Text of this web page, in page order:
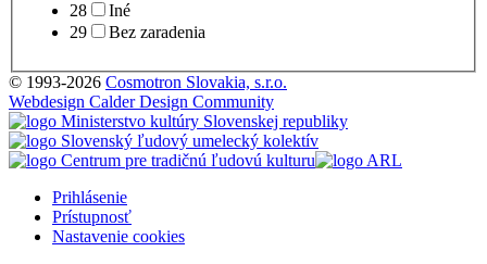
28
Iné
29
Bez zaradenia
© 1993-2026 Cosmotron Slovakia, s.r.o.
Webdesign Calder Design Community
Prihlásenie
Prístupnosť
Nastavenie cookies